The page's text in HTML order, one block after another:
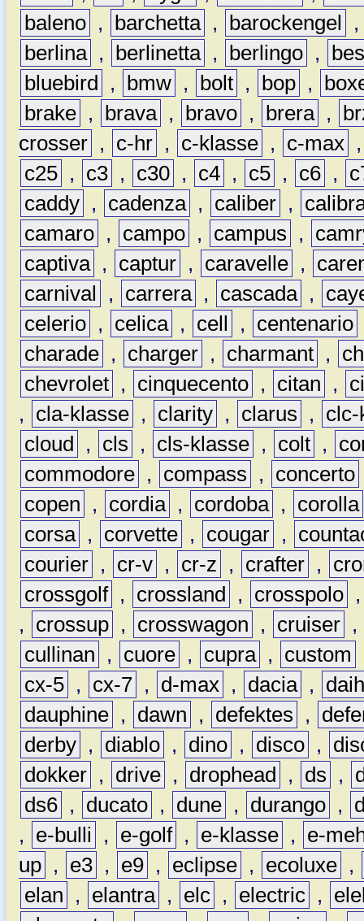
baleno , barchetta , barockengel
berlina , berlinetta , berlingo ,
bluebird
, bmw , bolt , bop ,
brake , brava , bravo , brera ,
crosser , c-hr , c-klasse , c-max
c25 , c3 , c30 , c4 , c5 , c6 ,
caddy , cadenza , caliber ,
camaro , campo , campus ,
captiva , captur , caravelle ,
carnival
, carrera , cascada ,
celerio , celica , cell , centenario
charade , charger , charmant ,
chevrolet , cinquecento , citan ,
,
cla-klasse , clarity , clarus ,
clc-
cloud
, cls , cls-klasse , colt ,
commodore , compass , concerto
copen
, cordia , cordoba ,
corolla
corsa , corvette , cougar ,
courier , cr-v , cr-z , crafter ,
crossgolf , crossland , crosspolo
,
crossup , crosswagon , cruiser ,
cullinan
, cuore , cupra , custom
cx-5 , cx-7 , d-max , dacia ,
dauphine , dawn , defektes ,
derby , diablo , dino , disco ,
dokker , drive , drophead , ds ,
ds6 , ducato , dune , durango ,
,
e-bulli , e-golf , e-klasse ,
e-
up , e3 , e9 , eclipse , ecoluxe ,
elan
, elantra , elc , electric ,